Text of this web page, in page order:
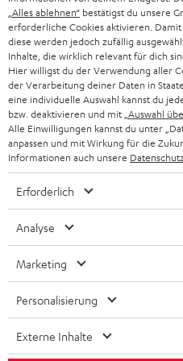
BLUETOOTH-LAUTSPRECHER
KOPFHÖRER
BLUETOOTH-KOPFHÖRER
STEREOANLAGEN
LAUTSPRECHER
ULTIMA-SERIE
IN-EAR-KOPFHÖRER
FANSHOP
NEUHEITEN
PARTNERPROGRAMM
BLOG
NEWSLETTER
STORES
DEINE VORTEILE BEI TEUFEL
UNSER MANAGEMENT
NACHHALTIGKEIT
UNSERE WERTE
BILDUNGSRABATT
SCHWEIZ
NIEDERLANDE
BELGIEN
FRANKREICH
POLEN
SPANIEN
ITALIEN
Technische Änderungen, Tippfehler
Fotos abgebildete Zubehör ist nicht im
Entsorgungsgebühren für Batterien
„Alles ablehnen“ bestätigst du unsere
erforderliche Cookies aktivieren.
diese werden jedoch zufällig
Inhalte, die wirklich relevant für dich
Hier willigst du der Verwendung aller
der Verarbeitung deiner Daten in
eine individuelle Auswahl kannst du
bzw. deaktivieren und mit „Auswahl
Alle Einwilligungen kannst du unter
anpassen und mit Wirkung für die
Informationen auch unsere
Erforderlich
Analyse
Marketing
Personalisierung
Externe Inhalte